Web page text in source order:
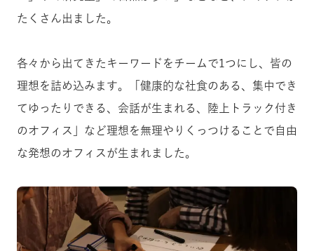
たくさん出ました。
各々から出てきたキーワードをチームで1つにし、皆の
理想を詰め込みます。
「健康的な社食のある、集中でき
てゆったりできる、会話が生まれる、陸上トラック付き
のオフィス」など理想を無理やりくっつけることで自由
な発想のオフィスが生まれました。